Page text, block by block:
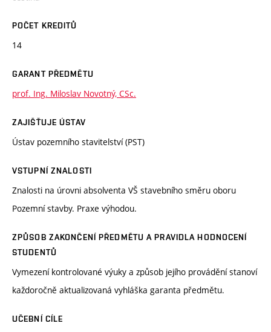
POČET KREDITŮ
14
GARANT PŘEDMĚTU
prof. Ing. Miloslav Novotný, CSc.
ZAJIŠŤUJE ÚSTAV
Ústav pozemního stavitelství (PST)
VSTUPNÍ ZNALOSTI
Znalosti na úrovni absolventa VŠ stavebního směru oboru
Pozemní stavby. Praxe výhodou.
ZPŮSOB ZAKONČENÍ PŘEDMĚTU A PRAVIDLA HODNOCENÍ
STUDENTŮ
Vymezení kontrolované výuky a způsob jejího provádění stanoví
každoročně aktualizovaná vyhláška garanta předmětu.
UČEBNÍ CÍLE